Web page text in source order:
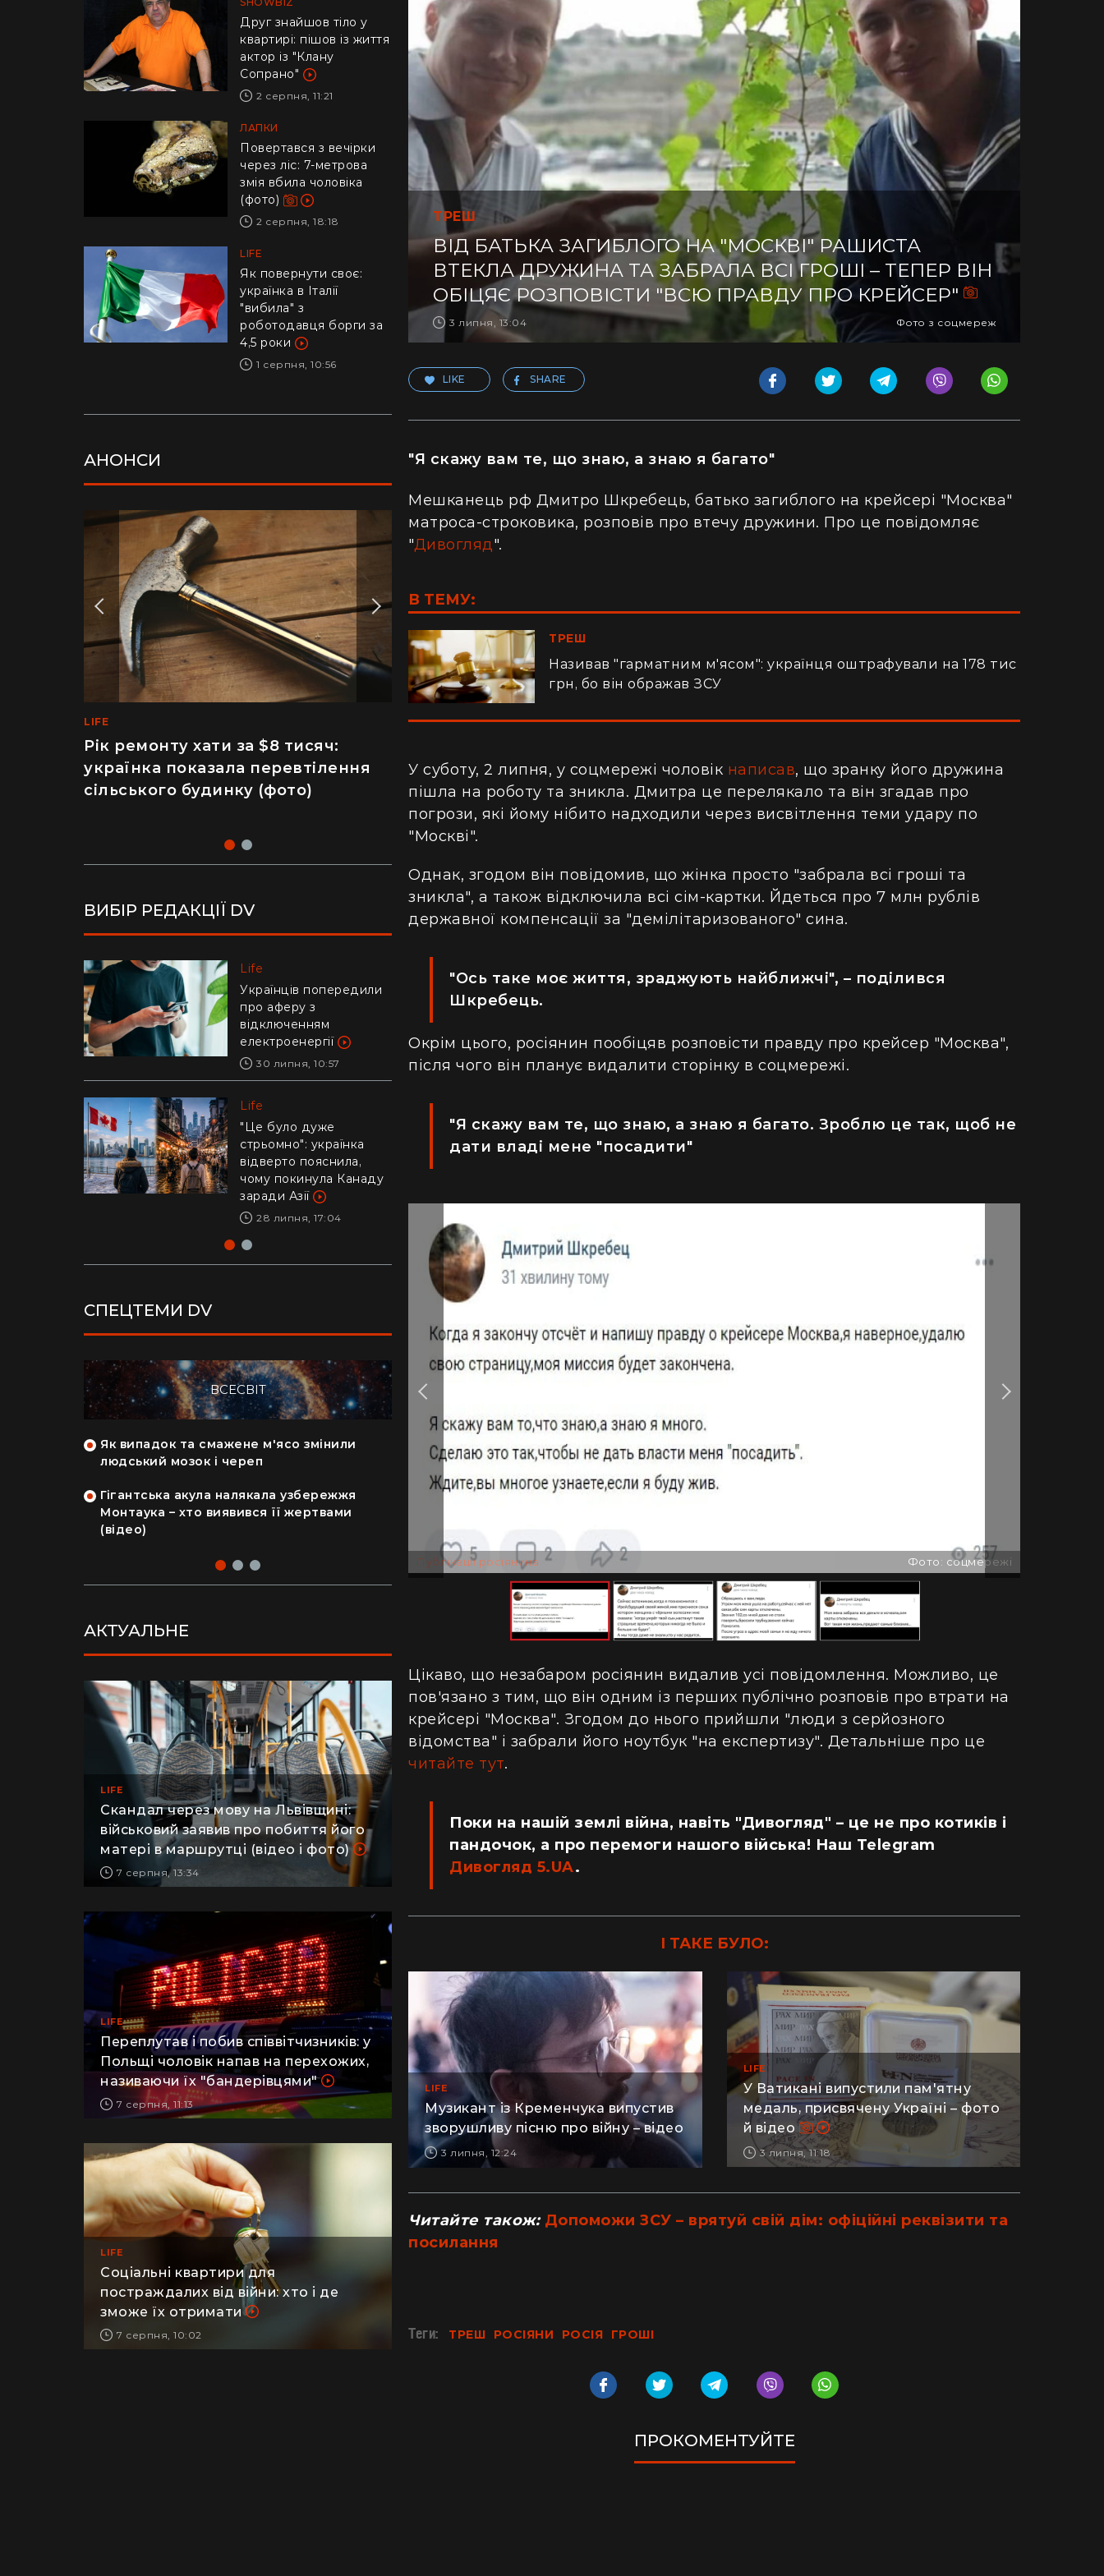
Друг знайшов тіло у
квартирі: пішов із життя
актор із "Клану
Сопрано"
2 серпня, 11:21
ЛАПКИ
Повертався з вечірки
через ліс: 7-метрова
змія вбила чоловіка
(фото)
2 серпня, 18:18
LIFE
​Як повернути своє:
українка в Італії
"вибила" з
роботодавця борги за
4,5 роки
1 серпня, 10:56
АНОНСИ
LIFE
Рік ремонту хати за $8 тисяч:
українка показала перевтілення
сільського будинку (фото)
MEDINFO
Майже 2 тисячі отруєнь через
салат – як відвідування
популярного ресторану призвело
ВИБІР РЕДАКЦІЇ DV
Life
Українців попередили
про аферу з
відключенням
електроенергії
30 липня, 10:57
Life
"Це було дуже
стрьомно": українка
відверто пояснила,
чому покинула Канаду
заради Азії
28 липня, 17:04
Life
Ледь втримали на
руках: у Дніпрі рибалки
витягли з річки
гігантського коропа
(відео)
28 липня, 17:47
Life
Драматичне відео із
Каліфорнії: 16-річний
ризикнув життям
заради дитини –
реакція Трампа
ВСЕСВІТ
Як випадок та смажене м'ясо змінили
Гігантська акула налякала узбережжя
Монтаука – хто виявився її жертвами
"Я відчув, як трясеться земля": перед
сотнями туристів в ущелині впали валуни
(відео)
коштує купити каюту та мешкати в морі
"Жодну рослину не посаджу": як кияни
квартиру за "єВідновлення" та купила дім
LIFE
Скандал через мову на Львівщині:
військовий заявив про побиття його
матері в маршрутці (відео і фото)
7 серпня, 13:34
LIFE
Переплутав і побив співвітчизників: у
Польщі чоловік напав на перехожих,
називаючи їх "бандерівцями"
7 серпня, 11:13
LIFE
Соціальні квартири для
постраждалих від війни: хто і де
зможе їх отримати
ТРЕШ
ВІД БАТЬКА ЗАГИБЛОГО НА "МОСКВІ" РАШИСТА
ВТЕКЛА ДРУЖИНА ТА ЗАБРАЛА ВСІ ГРОШІ – ТЕПЕР ВІН
ОБІЦЯЄ РОЗПОВІСТИ "ВСЮ ПРАВДУ ПРО КРЕЙСЕР"
3 липня, 13:04 Фото з соцмереж
LIKE SHARE
"Я скажу вам те, що знаю, а знаю я багато"
Мешканець рф Дмитро Шкребець, батько загиблого на крейсері "Москва"
матроса-строковика, розповів про втечу дружини. Про це повідомляє
"Дивогляд".
В ТЕМУ:
ТРЕШ
Називав "гарматним м'ясом": українця оштрафували на 178 тис
грн, бо він ображав ЗСУ
У суботу, 2 липня, у соцмережі чоловік написав, що зранку його дружина
пішла на роботу та зникла. Дмитра це перелякало та він згадав про
погрози, які йому нібито надходили через висвітлення теми удару по
"Москві".
Однак, згодом він повідомив, що жінка просто "забрала всі гроші та
зникла", а також відключила всі сім-картки. Йдеться про 7 млн рублів
державної компенсації за "демілітаризованого" сина.
"Ось таке моє життя, зраджують найближчі", – поділився
Шкребець.
Окрім цього, росіянин пообіцяв розповісти правду про крейсер "Москва",
після чого він планує видалити сторінку в соцмережі.
"Я скажу вам те, що знаю, а знаю я багато. Зроблю це так, щоб не
дати владі мене "посадити"
Публікації росіянина Фото: соцмережі
Фото: соцмережі
Фото: соцмережі
Цікаво, що незабаром росіянин видалив усі повідомлення. Можливо, це
пов'язано з тим, що він одним із перших публічно розповів про втрати на
крейсері "Москва". Згодом до нього прийшли "люди з серйозного
відомства" і забрали його ноутбук "на експертизу". Детальніше про це
читайте тут.
Поки на нашій землі війна, навіть "Дивогляд" – це не про котиків і
пандочок, а про перемоги нашого війська! Наш Telegram
Дивогляд 5.UA.
І ТАКЕ БУЛО:
LIFE
Музикант із Кременчука випустив
зворушливу пісню про війну – відео
3 липня, 12:24
LIFE
У Ватикані випустили пам'ятну
медаль, присвячену Україні – фото
й відео
3 липня, 11:18
Читайте також: Допоможи ЗСУ – врятуй свій дім: офіційні реквізити та
посилання
Теги: ТРЕШ РОСІЯНИ РОСІЯ ГРОШІ
ПРОКОМЕНТУЙТЕ